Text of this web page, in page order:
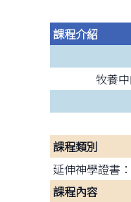
課程介紹
牧養
課程類別
延伸神學證書
課程內容